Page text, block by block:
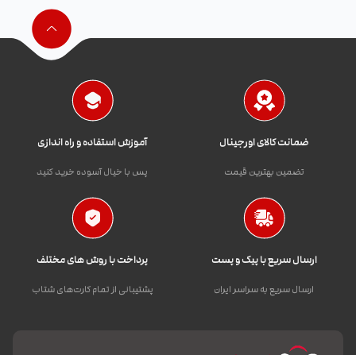
ضمانت کالای اورجینال
تضمین بهترین قیمت
آموزش استفاده و راه اندازی
پس با خیال آسوده خرید کنید
ارسال سریع با پیک و پست
ارسال سریع به سراسر ایران
پرداخت با روش های مختلف
پشتیبانی از تمام کارت‌های شتاب